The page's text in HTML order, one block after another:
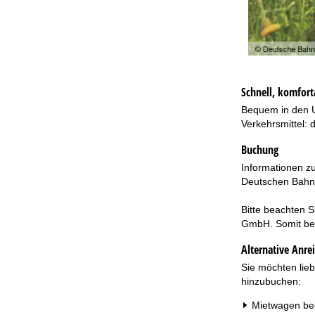
Schnell,
Bequem in den
Verkehrsmittel:
Buchung
Informationen
Deutschen Bahn
Bitte beachten
GmbH. Somit
Alternative
Sie möchten
hinzubuchen:
Mietwagen